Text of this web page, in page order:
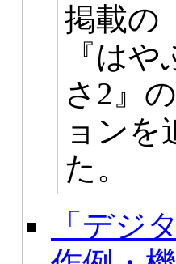
掲載の
『は
さ2』
ョンを
た。
「デジ